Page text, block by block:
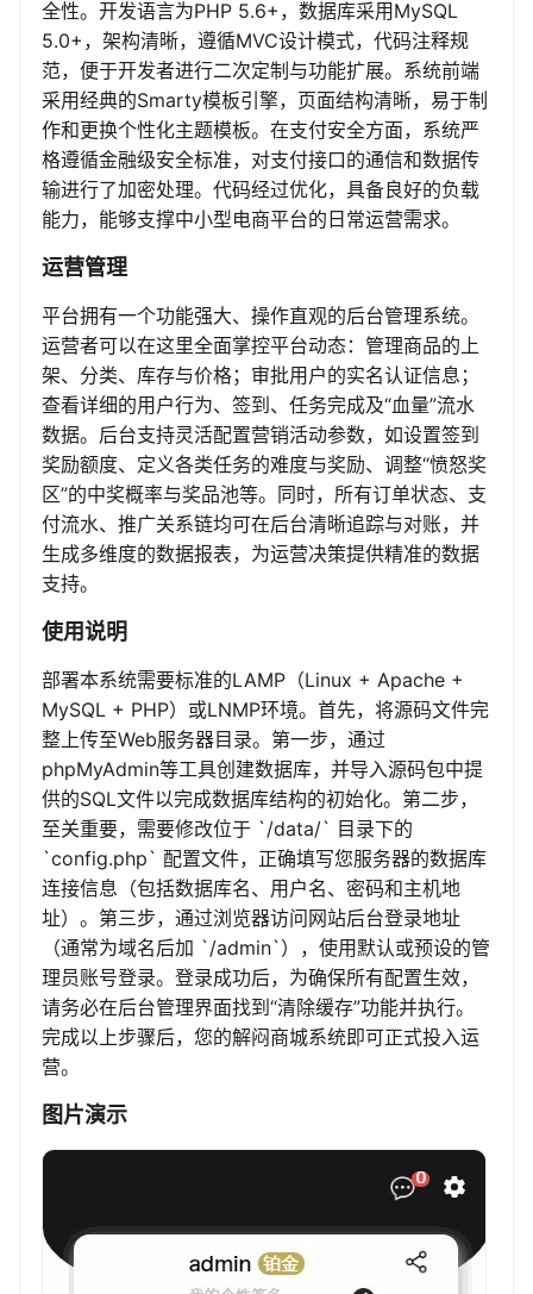
全性。开发语言为PHP 5.6+，数据库采用MySQL
5.0+，架构清晰，遵循MVC设计模式，代码注释规
范，便于开发者进行二次定制与功能扩展。系统前端
采用经典的Smarty模板引擎，页面结构清晰，易于制
作和更换个性化主题模板。在支付安全方面，系统严
格遵循金融级安全标准，对支付接口的通信和数据传
输进行了加密处理。代码经过优化，具备良好的负载
能力，能够支撑中小型电商平台的日常运营需求。
运营管理
平台拥有一个功能强大、操作直观的后台管理系统。
运营者可以在这里全面掌控平台动态：管理商品的上
架、分类、库存与价格；审批用户的实名认证信息；
查看详细的用户行为、签到、任务完成及“血量”流水
数据。后台支持灵活配置营销活动参数，如设置签到
奖励额度、定义各类任务的难度与奖励、调整“愤怒奖
区”的中奖概率与奖品池等。同时，所有订单状态、支
付流水、推广关系链均可在后台清晰追踪与对账，并
生成多维度的数据报表，为运营决策提供精准的数据
支持。
使用说明
部署本系统需要标准的LAMP（Linux + Apache +
MySQL + PHP）或LNMP环境。首先，将源码文件完
整上传至Web服务器目录。第一步，通过
phpMyAdmin等工具创建数据库，并导入源码包中提
供的SQL文件以完成数据库结构的初始化。第二步，
至关重要，需要修改位于 `/data/` 目录下的
`config.php` 配置文件，正确填写您服务器的数据库
连接信息（包括数据库名、用户名、密码和主机地
址）。第三步，通过浏览器访问网站后台登录地址
（通常为域名后加 `/admin`），使用默认或预设的管
理员账号登录。登录成功后，为确保所有配置生效，
请务必在后台管理界面找到“清除缓存”功能并执行。
完成以上步骤后，您的解闷商城系统即可正式投入运
营。
图片演示